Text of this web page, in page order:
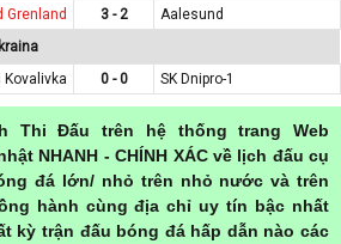
Grenland 3 - 2
Aalesund
Kovalivka 0 - 0 SK Dnipro-1
Thi Đấu trên hệ thống trang Web
NHANH - CHÍNH XÁC về lịch đấu cụ
đá lớn/ nhỏ trên nhỏ nước và trên
hành cùng địa chỉ uy tín bậc nhất
kỳ trận đấu bóng đá hấp dẫn nào các